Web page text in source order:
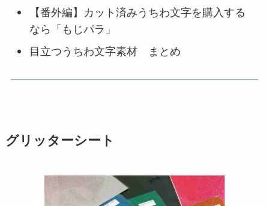
【番外編】カット済みうちわ文字を購入する
なら「もじパラ」
目立つうちわ文字素材 まとめ
グリッターシート